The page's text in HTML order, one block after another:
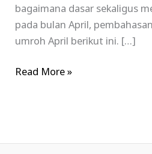
bagaimana dasar sekaligus
pada bulan April,
umroh April berikut ini. […]
Read More »